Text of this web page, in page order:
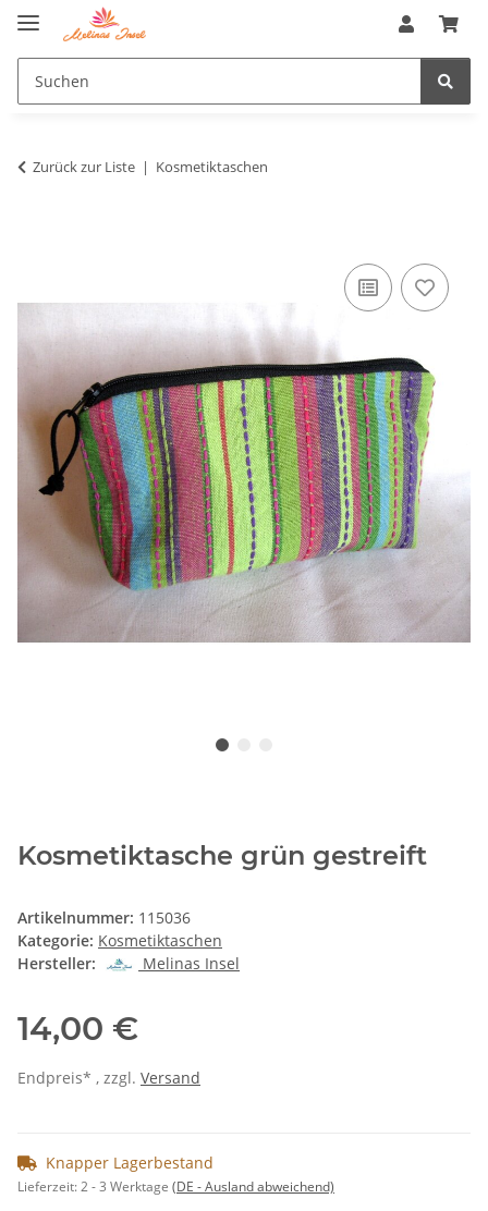
Zurück zur Liste Kosmetiktaschen
Kosmetiktasche grün gestreift
Artikelnummer: 115036
Kategorie: Kosmetiktaschen
Hersteller:
Melinas Insel
14,00 €
Endpreis* , zzgl. Versand
Knapper Lagerbestand
Lieferzeit:2 - 3 Werktage (DE - Ausland abweichend)